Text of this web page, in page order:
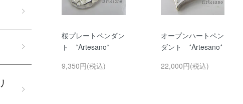
桜プレートペンダン
ト *Artesano*
9,350円(税込)
オープンハートペン
ダント *Artesano*
22,000円(税込)